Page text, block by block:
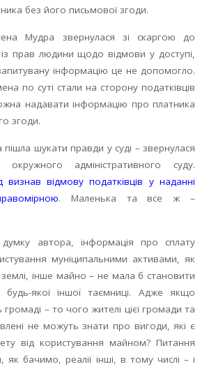
без його письмової згоди.
Мудра звернулася зі скаргою до
прав людини щодо відмови у доступі,
інформацію це не допомогло.
по суті стали на сторону податківців
надавати інформацію про платника
згоди.
пішла шукати правди у суді – звернулася
окружного адміністративного суду.
визнав відмову податківців у наданні
. Маленька та все ж –
думку автора, інформація про сплату
муніципальними активами, як
інше майно – не мала б становити
будь-якої іншої таємниці. Адже якщо
– то чого жителі цієї громади та
не можуть знати про вигоди, які є
від користування майном? Питання
як бачимо, реалії інші, в тому числі – і